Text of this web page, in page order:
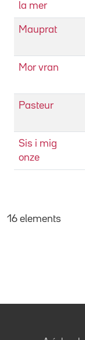
la mer
Mauprat
Mor vran
Pasteur
Sis i mig
onze
16 elements